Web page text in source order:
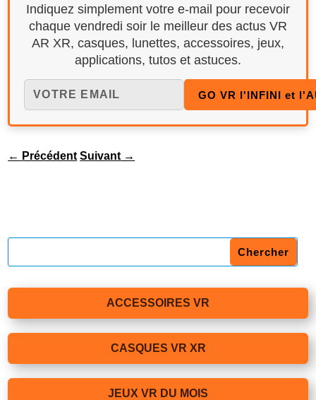
Indiquez simplement votre e-mail pour recevoir
chaque vendredi soir le meilleur des actus VR
AR XR, casques, lunettes, accessoires, jeux,
applications, tutos et astuces.
← Précédent Suivant →
ACCESSOIRES VR
CASQUES VR XR
JEUX VR DU MOIS